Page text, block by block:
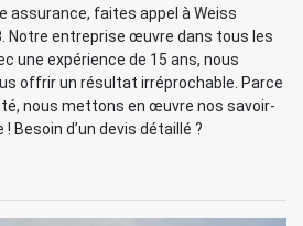
assurance, faites appel à Weiss
Notre entreprise œuvre dans tous les
une expérience de 15 ans, nous
offrir un résultat irréprochable. Parce
nous mettons en œuvre nos savoir-
Besoin d’un devis détaillé ?